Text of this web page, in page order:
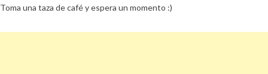
Toma una taza de café y espera un momento :)